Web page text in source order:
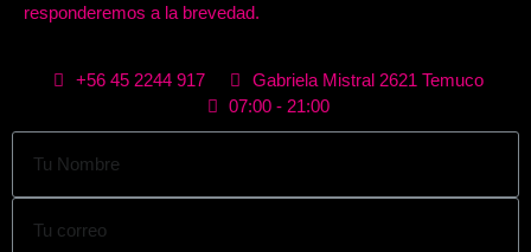
responderemos a la brevedad.
+56 45 2244 917
Gabriela Mistral 2621 Temuco
07:00 - 21:00